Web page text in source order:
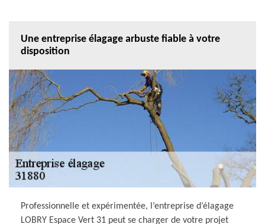
Une entreprise élagage arbuste fiable à votre
disposition
Professionnelle et expérimentée, l’entreprise d’élagage
LOBRY Espace Vert 31 peut se charger de votre projet